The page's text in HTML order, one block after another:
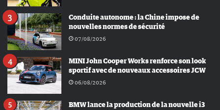
Conduite autonome : la Chine impose de
nouvelles normes de sécurité
07/08/2026
MINI John Cooper Works renforce son look
sportif avec de nouveaux accessoires JCW
06/08/2026
BMW lance la production de la nouvelle i3